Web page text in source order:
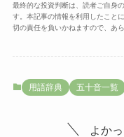
最終的な投資判断は、読者ご自身
す。本記事の情報を利用したこと
切の責任を負いかねますので、あ
用語辞典 五十音一覧
よか